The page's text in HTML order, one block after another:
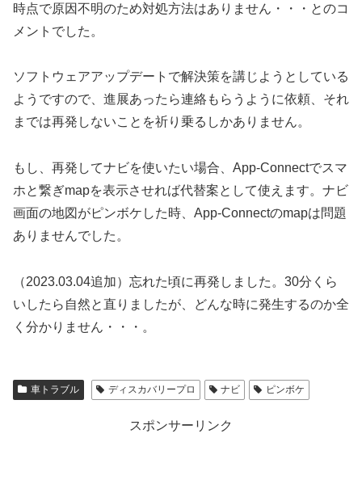
時点で原因不明のため対処方法はありません・・・とのコ
メントでした。
ソフトウェアアップデートで解決策を講じようとしている
ようですので、進展あったら連絡もらうように依頼、それ
までは再発しないことを祈り乗るしかありません。
もし、再発してナビを使いたい場合、App-Connectでスマ
ホと繋ぎmapを表示させれば代替案として使えます。ナビ
画面の地図がピンボケした時、App-Connectのmapは問題
ありませんでした。
（2023.03.04追加）忘れた頃に再発しました。30分くら
いしたら自然と直りましたが、どんな時に発生するのか全
く分かりません・・・。
車トラブル ディスカバリープロ ナビ ピンボケ
スポンサーリンク